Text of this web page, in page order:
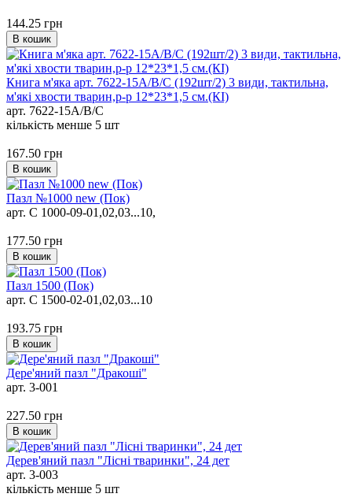
144.25 грн
В кошик
Книга м'яка арт. 7622-15A/B/C (192шт/2) 3 види, тактильна,
м'які хвости тварин,р-р 12*23*1,5 см.(КІ)
арт. 7622-15A/B/C
кількість менше 5 шт
167.50 грн
В кошик
Пазл №1000 new (Пок)
арт. С 1000-09-01,02,03...10,
177.50 грн
В кошик
Пазл 1500 (Пок)
арт. C 1500-02-01,02,03...10
193.75 грн
В кошик
Дере'яний пазл "Дракоші"
арт. 3-001
227.50 грн
В кошик
Дерев'яний пазл "Лісні тваринки", 24 дет
арт. 3-003
кількість менше 5 шт